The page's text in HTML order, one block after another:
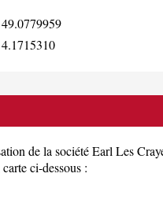
49.0779959
4.1715310
de la société Earl Les
ci-dessous :